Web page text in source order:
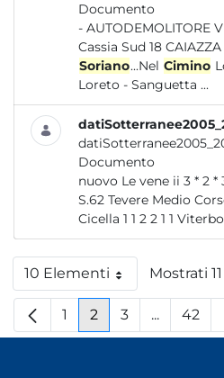
Documento
- AUTODEMOLITORE
Cassia Sud
Soriano...Nel Cimino
Loreto - Sanguetta ...
Documento
nuovo Le vene ii 3 * 2 * 3 * 2 * 3 * 3 * Viterbo
S.62 Tevere Medio
Cicella 1 1 2 2 1 1
10 ElementiPer paginaMostrati
Pagina
1 Pagina
2 Pagina
3 ...Pagine
42